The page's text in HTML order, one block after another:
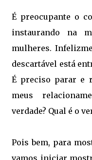
É preocupante o
instaurando na
mulheres.
descartável está
É preciso parar e
meus
verdade? Qual é o
Pois bem, para
vamos iniciar